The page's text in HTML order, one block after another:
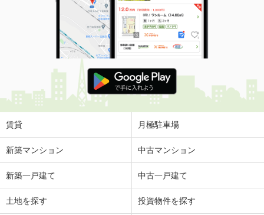
賃貸 月極駐車場
新築マンション 中古マンション
新築一戸建て 中古一戸建て
土地を探す 投資物件を探す